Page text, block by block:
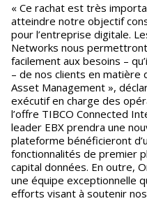
« Ce rachat est très
atteindre notre objectif
pour l’entreprise digitale.
Networks nous
facilement aux besoins –
– de nos clients en
Asset Management »,
exécutif en charge des
l’offre TIBCO Connected
leader EBX prendra une
plateforme bénéficieront
fonctionnalités de premier
capital données. En outre,
une équipe exceptionnelle
efforts visant à soutenir